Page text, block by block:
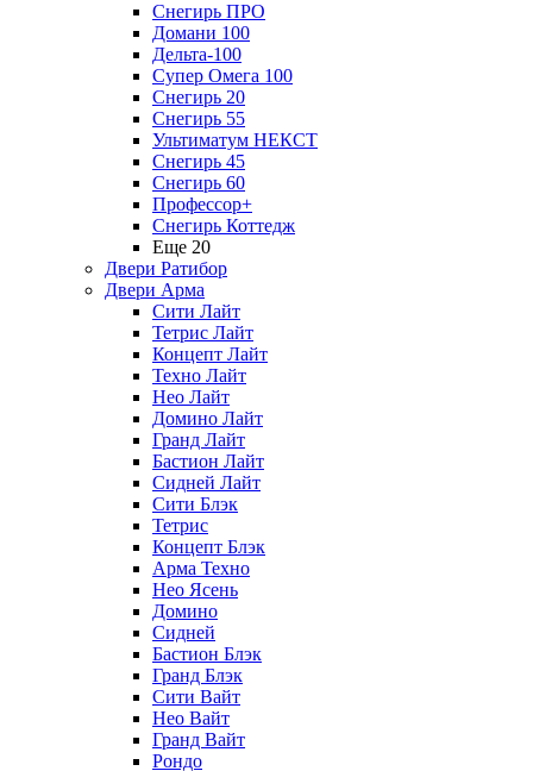
Снегирь ПРО
Домани 100
Дельта-100
Супер Омега 100
Снегирь 20
Снегирь 55
Ультиматум НЕКСТ
Снегирь 45
Снегирь 60
Профессор+
Снегирь Коттедж
Еще 20
Двери Ратибор
Двери Арма
Сити Лайт
Тетрис Лайт
Концепт Лайт
Техно Лайт
Нео Лайт
Домино Лайт
Гранд Лайт
Бастион Лайт
Сидней Лайт
Сити Блэк
Тетрис
Концепт Блэк
Арма Техно
Нео Ясень
Домино
Сидней
Бастион Блэк
Гранд Блэк
Сити Вайт
Нео Вайт
Гранд Вайт
Рондо